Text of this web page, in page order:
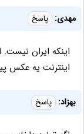
مهدی: پاسخ
اینکه ایران
اینترنت یه عکس
بهزاد: پاسخ